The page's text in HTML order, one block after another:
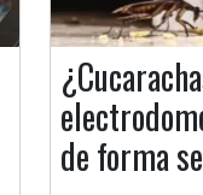
de forma